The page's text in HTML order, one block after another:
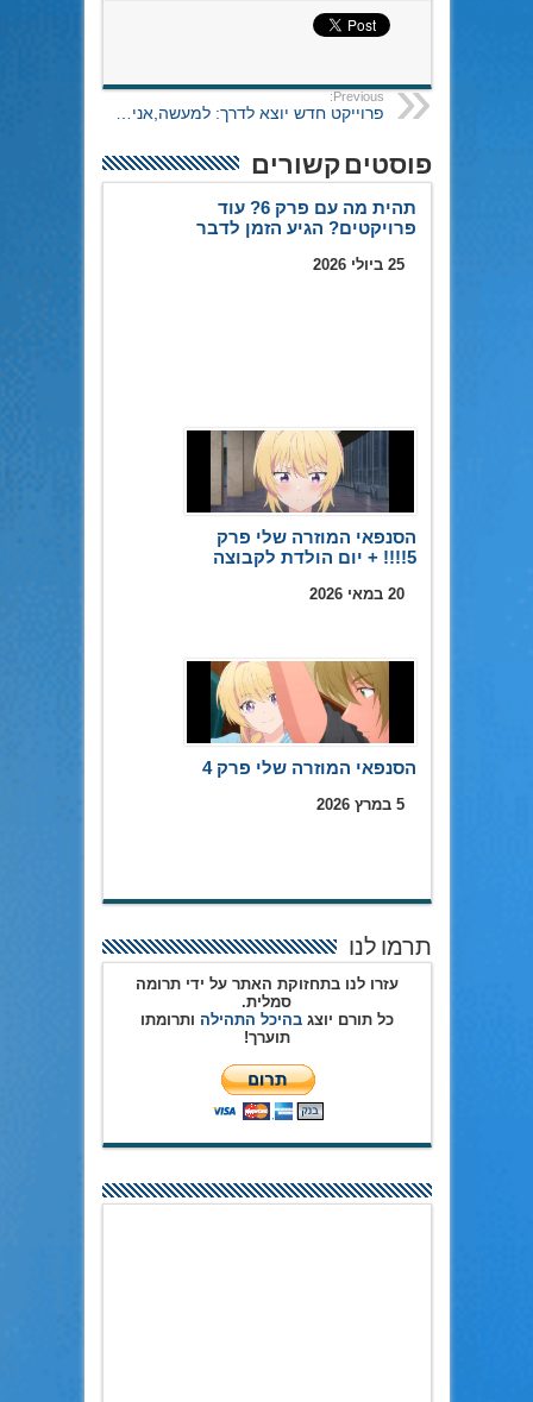
Previous:
פרוייקט חדש יוצא לדרך: למעשה,אני…
פוסטים קשורים
תהית מה עם פרק 6? עוד
פרויקטים? הגיע הזמן לדבר
25 ביולי 2026
הסנפאי המוזרה שלי פרק
5!!!! + יום הולדת לקבוצה
20 במאי 2026
הסנפאי המוזרה שלי פרק 4
5 במרץ 2026
תרמו לנו
עזרו לנו בתחזוקת האתר על ידי תרומה
סמלית.
כל תורם יוצגבהיכל התהילה ותרומתו
תוערך!